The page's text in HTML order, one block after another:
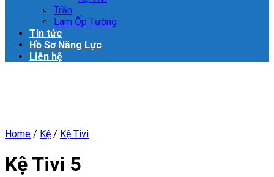
Trần
Lam Ốp Tường
Tin tức
Hồ Sơ Năng Lực
Liên hệ
Home / Kệ / Kệ Tivi
Kệ Tivi 5